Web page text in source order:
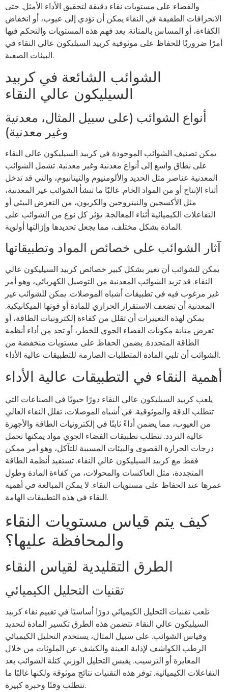
والفضاء على مستويات نقاء دقيقة لتحقيق الأداء الأمثل. حتى
الانحرافات الطفيفة في النقاء يمكن أن تؤدي إلى عيوب، أو انخفاض
الكفاءة، أو المساس بالمتانة. يعد فهم هذه المستويات والتحكم فيها
أمرًا ضروريًا للحفاظ على موثوقية كربيد السيليكون عالي النقاء في
البيئات الصعبة.
الشوائب الشائعة في كربيد
السيليكون عالي النقاء
أنواع الشوائب (على سبيل المثال، معدنية
وغير معدنية)
يمكن تصنيف الشوائب الموجودة في كربيد السيليكون عالي النقاء
على نطاق واسع إلى أنواع معدنية وغير معدنية. تشمل الشوائب
المعدنية عناصر مثل الحديد والألومنيوم والتيتانيوم، والتي قد تدخل
أثناء الإنتاج أو من المواد الخام. غالبًا ما تنشأ الشوائب غير المعدنية،
مثل الأكسجين والنيتروجين والكربون، من التعرض البيئي أو
التفاعلات الكيميائية أثناء المعالجة. يؤثر كل نوع من الشوائب على
المادة بشكل مختلف، مما يجعل تحديدها وإزالتها أولوية.
آثار الشوائب على خصائص المواد وتطبيقاتها
يمكن للشوائب أن تغير بشكل كبير خصائص كربيد السيليكون عالي
النقاء. قد تزيد الشوائب المعدنية من التوصيل الكهربائي، وهو أمر
غير مرغوب فيه في تطبيقات أشباه الموصلات. يمكن للشوائب غير
المعدنية أن تضعف الاستقرار الحراري للمادة أو قوتها الميكانيكية.
يمكن لهذه التغييرات أن تقلل من كفاءة إلكترونيات الطاقة، أو
تعرض متانة مكونات الفضاء الجوي للخطر، أو تحد من أداء أنظمة
الطاقة المتجددة. يضمن الحفاظ على مستويات منخفضة من
الشوائب أن تلبي المادة المتطلبات الصارمة للتطبيقات عالية الأداء.
أهمية النقاء في التطبيقات عالية الأداء
يلعب كربيد السيليكون عالي النقاء دورًا حيويًا في الصناعات التي
تتطلب الدقة والموثوقية. في أشباه الموصلات، تقلل النقاء العالي
من العيوب، مما يضمن أداءً ثابتًا في إلكترونيات الطاقة والأجهزة
عالية التردد. تتطلب تطبيقات الفضاء الجوي مواد يمكنها تحمل
درجات الحرارة القصوى والبيئات المسببة للتآكل، وهو أمر ممكن
فقط مع كربيد السيليكون عالي النقاء. تستفيد أنظمة الطاقة
المتجددة، مثل العاكسات والمحولات، من كفاءة المادة وطول
عمرها عند الحفاظ على مستويات النقاء. لا يمكن المبالغة في أهمية
النقاء في هذه التطبيقات الهامة.
كيف يتم قياس مستويات النقاء
والمحافظة عليها؟
الطرق التقليدية لقياس النقاء
تقنيات التحليل الكيميائي
تلعب تقنيات التحليل الكيميائي دورًا أساسيًا في تقييم نقاء كربيد
السيليكون عالي النقاء. تتضمن هذه الطرق تكسير المادة لتحديد
وقياس الشوائب. على سبيل المثال، يستخدم التحليل الكيميائي
الرطب الكواشف لإذابة العينة والكشف عن الملوثات من خلال
المعايرة أو الترسيب. يقيس التحليل الوزني كتلة الشوائب بعد
التفاعلات الكيميائية. توفر هذه التقنيات نتائج موثوقة ولكنها غالبًا ما
تتطلب وقتًا وخبرة كبيرة.